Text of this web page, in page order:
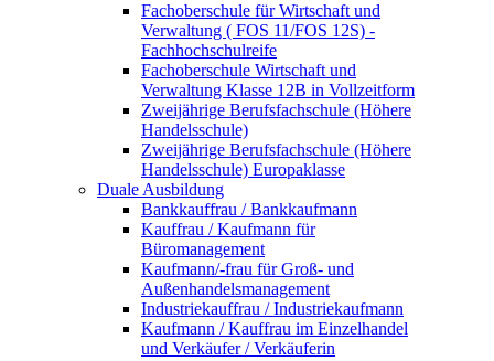
Fachoberschule für Wirtschaft und
Verwaltung ( FOS 11/FOS 12S) -
Fachhochschulreife
Fachoberschule Wirtschaft und
Verwaltung Klasse 12B in Vollzeitform
Zweijährige Berufsfachschule (Höhere
Handelsschule)
Zweijährige Berufsfachschule (Höhere
Handelsschule) Europaklasse
Duale Ausbildung
Bankkauffrau / Bankkaufmann
Kauffrau / Kaufmann für
Büromanagement
Kaufmann/-frau für Groß- und
Außenhandelsmanagement
Industriekauffrau / Industriekaufmann
Kaufmann / Kauffrau im Einzelhandel
und Verkäufer / Verkäuferin